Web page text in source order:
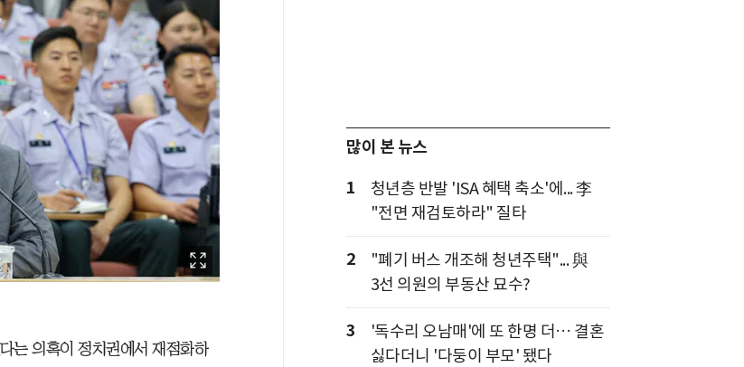
는 의혹이 정치권에서 재점화하
많이 본 뉴스
1
청년층 반발 'ISA 혜택 축소'에... 李
"전면 재검토하라" 질타
2
"폐기 버스 개조해 청년주택"... 與
3선 의원의 부동산 묘수?
3
'독수리 오남매'에 또 한명 더… 결혼
싫다더니 '다둥이 부모' 됐다